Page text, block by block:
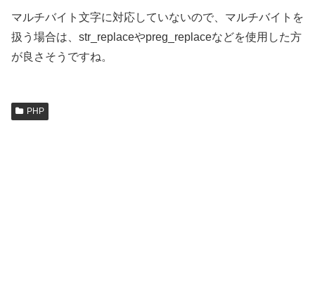
マルチバイト文字に対応していないので、マルチバイトを
扱う場合は、str_replaceやpreg_replaceなどを使用した方
が良さそうですね。
PHP